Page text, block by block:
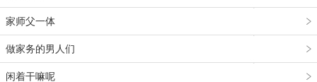
家师父一体
做家务的男人们
闲着干嘛呢